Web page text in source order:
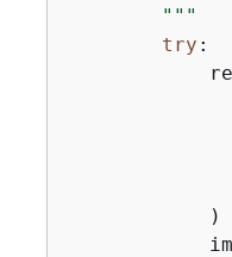
        """
try :
            )